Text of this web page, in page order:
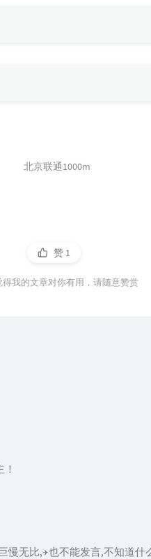
北京联通1000m
赞 1
得我的文章对你有用，请随意赞赏
慢无比,✈️也不能发言,不知道什